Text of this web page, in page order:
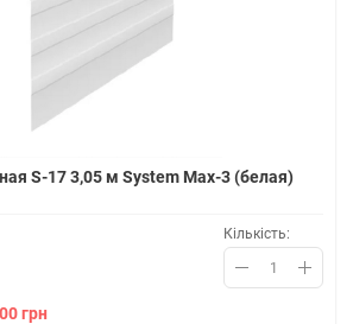
S-17 3,05 м System Max-3 (белая)
Кількість:
грн